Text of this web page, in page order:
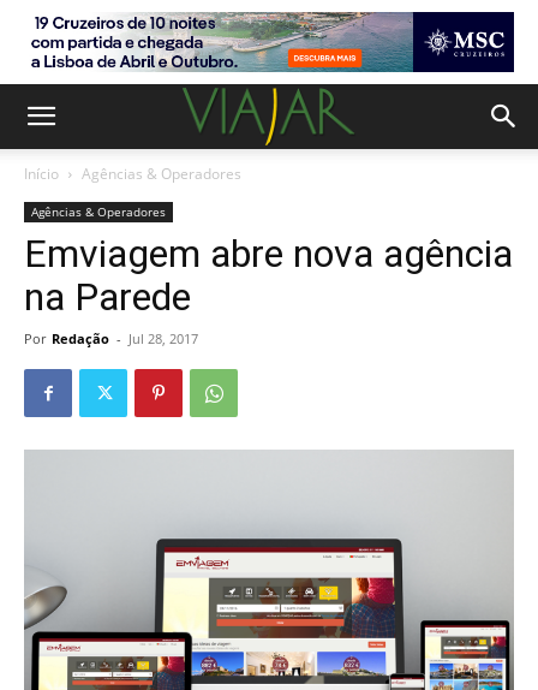
Início Agências & Operadores
Agências & Operadores
Emviagem abre nova agência
na Parede
Por Redação - Jul 28, 2017